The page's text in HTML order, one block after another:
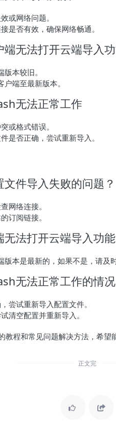
或网络问题。
是否有效，确保网络畅通。
无法打开云端导入
版本较旧。
端至最新版本。
无法正常工作
或格式错误。
是否正确，尝试重新导入。
件导入失败的问题？
网络连接。
订阅链接。
法打开云端导入功能
本是最新的，如果不是，请及时
无法正常工作的情况
尝试重新导入配置文件。
清空配置并重新导入。
教程和常见问题解决方法，希望
正文完